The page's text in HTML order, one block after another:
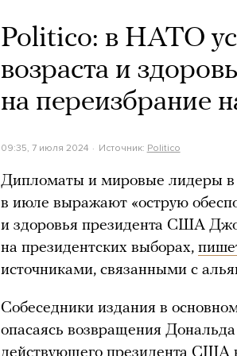
Politico: в НАТО
возраста и
на переизбрание
09:35, 7 июля 2024 Источник: Politico
Дипломаты и мировые лидеры в
в июле выражают «острую
и здоровья президента США Джо
на президентских выборах,
источниками, связанными с
Собеседники издания в
опасаясь возвращения
действующего президента США